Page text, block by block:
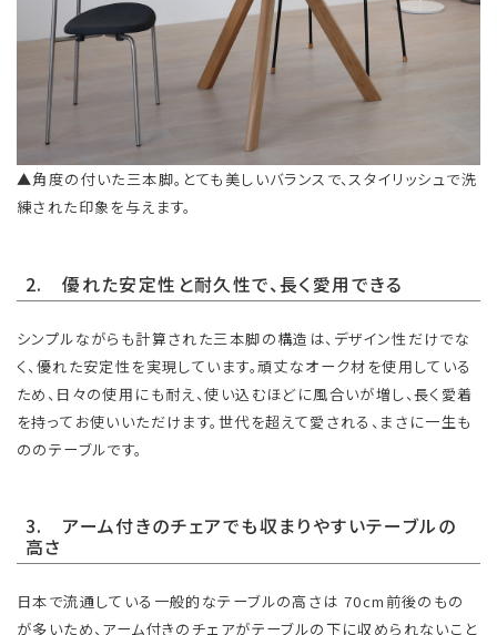
▲角度の付いた三本脚。とても美しいバランスで、スタイリッシュで洗
練された印象を与えます。
2. 優れた安定性と耐久性で、長く愛用できる
シンプルながらも計算された三本脚の構造は、デザイン性だけでな
く、優れた安定性を実現しています。頑丈なオーク材を使用している
ため、日々の使用にも耐え、使い込むほどに風合いが増し、長く愛着
を持ってお使いいただけます。世代を超えて愛される、まさに一生も
ののテーブルです。
3. アーム付きのチェアでも収まりやすいテーブルの
高さ
日本で流通している一般的なテーブルの高さは 70cm前後のもの
が多いため、アーム付きのチェアがテーブルの下に収められないこと